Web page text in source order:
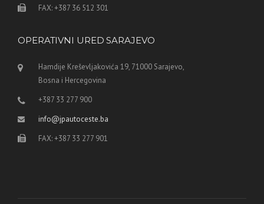
FAX: +387 36 512 301
OPERATIVNI URED SARAJEVO
Hamdije Kreševljakovića 19, 71000 Sarajevo,
Bosna i Hercegovina
+387 33 277 900
info@jpautoceste.ba
FAX: +387 33 277 901